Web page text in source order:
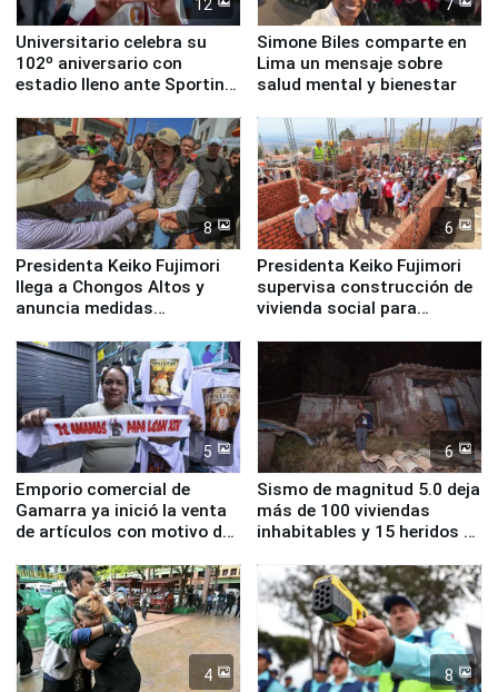
12
Universitario celebra su
102º aniversario con
estadio lleno ante Sporting
7
Simone Biles comparte en
Lima un mensaje sobre
salud mental y bienestar
8
Presidenta Keiko Fujimori
llega a Chongos Altos y
anuncia medidas
educación, salud y empleo
6
Presidenta Keiko Fujimori
supervisa construcción de
vivienda social para
5
Emporio comercial de
Gamarra ya inició la venta
de artículos con motivo de
6
Sismo de magnitud 5.0 deja
más de 100 viviendas
inhabitables y 15 heridos en
4 8